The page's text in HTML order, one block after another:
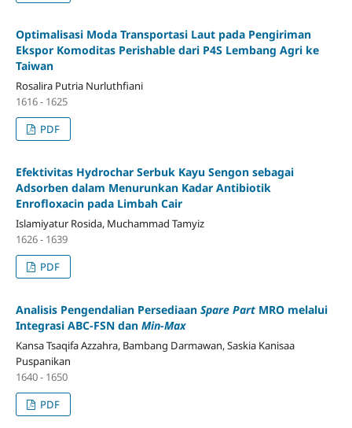
Optimalisasi Moda Transportasi Laut pada Pengiriman
Ekspor Komoditas Perishable dari P4S Lembang Agri ke
Taiwan
Rosalira Putria Nurluthfiani
1616 - 1625
PDF
Efektivitas Hydrochar Serbuk Kayu Sengon sebagai
Adsorben dalam Menurunkan Kadar Antibiotik
Enrofloxacin pada Limbah Cair
Islamiyatur Rosida, Muchammad Tamyiz
1626 - 1639
PDF
Analisis Pengendalian Persediaan Spare PartMRO melalui
Integrasi ABC-FSN dan Min-Max
Kansa Tsaqifa Azzahra, Bambang Darmawan, Saskia Kanisaa
Puspanikan
1640 - 1650
PDF